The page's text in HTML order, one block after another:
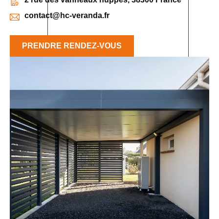
contact@hc-veranda.fr
PRENDRE RENDEZ-VOUS